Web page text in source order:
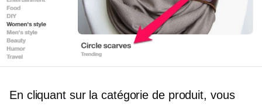
En cliquant sur la catégorie de produit, vous